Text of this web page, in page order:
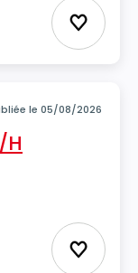
Ajouter
le 05/08/2026
Ajouter